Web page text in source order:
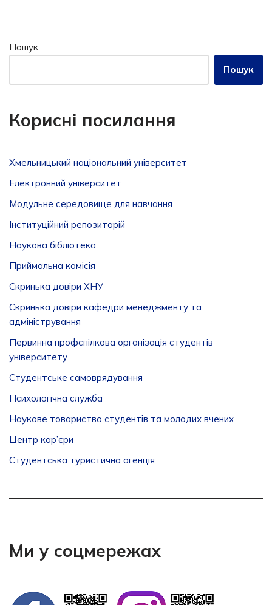
Пошук
Пошук
Корисні посилання
Хмельницький національний університет
Електронний університет
Модульне середовище для навчання
Інституційний репозитарій
Наукова бібліотека
Приймальна комісія
Скринька довіри ХНУ
Скринька довіри кафедри менеджменту та
адміністрування
Первинна профспілкова організація студентів
університету
Студентське самоврядування
Психологічна служба
Наукове товариство студентів та молодих вчених
Центр кар’єри
Студентська туристична агенція
Ми у соцмережах